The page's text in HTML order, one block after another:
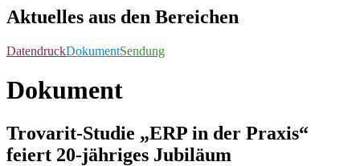
Aktuelles aus den Bereichen
DatendruckDokumentSendung
Dokument
Trovarit-Studie „ERP in der Praxis“
feiert 20-jähriges Jubiläum